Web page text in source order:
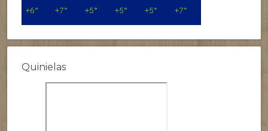
+6° +7° +5° +5° +5° +7°
Quinielas